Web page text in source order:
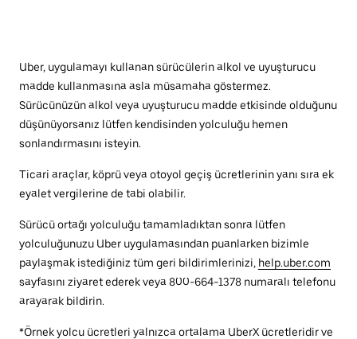
Uber, uygulamayı kullanan sürücülerin alkol ve uyuşturucu
madde kullanmasına asla müsamaha göstermez.
Sürücünüzün alkol veya uyuşturucu madde etkisinde olduğunu
düşünüyorsanız lütfen kendisinden yolculuğu hemen
sonlandırmasını isteyin.
Ticari araçlar, köprü veya otoyol geçiş ücretlerinin yanı sıra ek
eyalet vergilerine de tabi olabilir.
Sürücü ortağı yolculuğu tamamladıktan sonra lütfen
yolculuğunuzu Uber uygulamasından puanlarken bizimle
paylaşmak istediğiniz tüm geri bildirimlerinizi, help.uber.com
sayfasını ziyaret ederek veya 800-664-1378 numaralı telefonu
arayarak bildirin.
*Örnek yolcu ücretleri yalnızca ortalama UberX ücretleridir ve